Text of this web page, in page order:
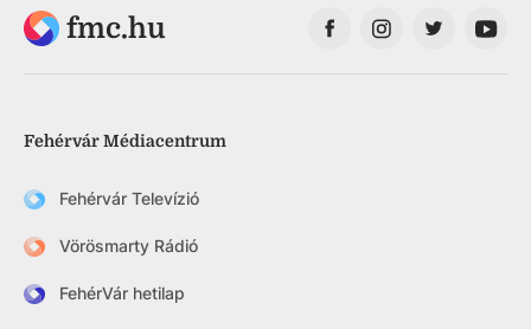
fmc.hu
Fehérvár Médiacentrum
Fehérvár Televízió
Vörösmarty Rádió
FehérVár hetilap